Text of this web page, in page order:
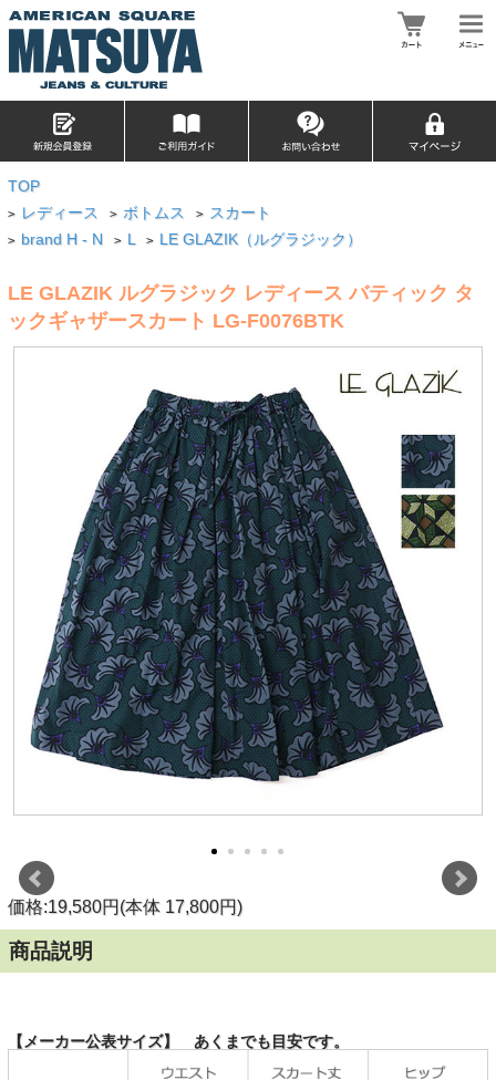
TOP
> レディース > ボトムス > スカート
> brand H - N > L > LE GLAZIK（ルグラジック）
LE GLAZIK ルグラジック レディース バティック タ
ックギャザースカート LG-F0076BTK
価格:19,580円(本体 17,800円)
商品説明
【メーカー公表サイズ】 あくまでも目安です。